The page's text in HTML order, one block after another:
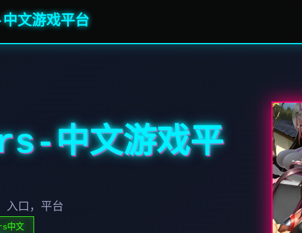
文游戏平台
中文游戏平
入口，平台
中文